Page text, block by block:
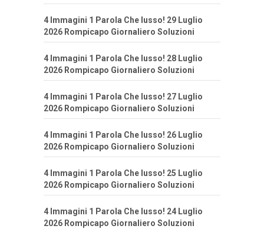
4 Immagini 1 Parola Che lusso! 29 Luglio
2026 Rompicapo Giornaliero Soluzioni
4 Immagini 1 Parola Che lusso! 28 Luglio
2026 Rompicapo Giornaliero Soluzioni
4 Immagini 1 Parola Che lusso! 27 Luglio
2026 Rompicapo Giornaliero Soluzioni
4 Immagini 1 Parola Che lusso! 26 Luglio
2026 Rompicapo Giornaliero Soluzioni
4 Immagini 1 Parola Che lusso! 25 Luglio
2026 Rompicapo Giornaliero Soluzioni
4 Immagini 1 Parola Che lusso! 24 Luglio
2026 Rompicapo Giornaliero Soluzioni